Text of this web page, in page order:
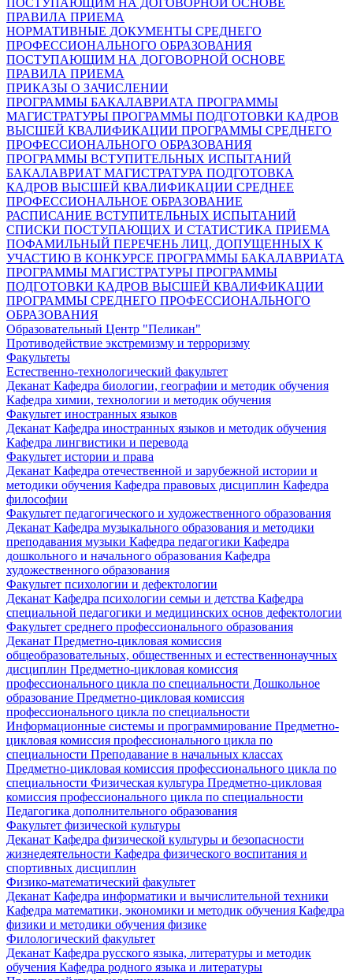
ПРАВИЛА ПРИЕМА
НОРМАТИВНЫЕ ДОКУМЕНТЫ СРЕДНЕГО
ПРОФЕССИОНАЛЬНОГО ОБРАЗОВАНИЯ
ПОСТУПАЮЩИМ НА ДОГОВОРНОЙ ОСНОВЕ
ПРАВИЛА ПРИЕМА
ПРИКАЗЫ О ЗАЧИСЛЕНИИ
ПРОГРАММЫ БАКАЛАВРИАТА ПРОГРАММЫ
МАГИСТРАТУРЫ ПРОГРАММЫ ПОДГОТОВКИ КАДРОВ
ВЫСШЕЙ КВАЛИФИКАЦИИ ПРОГРАММЫ СРЕДНЕГО
ПРОФЕССИОНАЛЬНОГО ОБРАЗОВАНИЯ
ПРОГРАММЫ ВСТУПИТЕЛЬНЫХ ИСПЫТАНИЙ
БАКАЛАВРИАТ МАГИСТРАТУРА ПОДГОТОВКА
КАДРОВ ВЫСШЕЙ КВАЛИФИКАЦИИ СРЕДНЕЕ
ПРОФЕССИОНАЛЬНОЕ ОБРАЗОВАНИЕ
РАСПИСАНИЕ ВСТУПИТЕЛЬНЫХ ИСПЫТАНИЙ
СПИСКИ ПОСТУПАЮЩИХ И СТАТИСТИКА ПРИЕМА
ПОФАМИЛЬНЫЙ ПЕРЕЧЕНЬ ЛИЦ, ДОПУЩЕННЫХ К
УЧАСТИЮ В КОНКУРСЕ ПРОГРАММЫ БАКАЛАВРИАТА
ПРОГРАММЫ МАГИСТРАТУРЫ ПРОГРАММЫ
ПОДГОТОВКИ КАДРОВ ВЫСШЕЙ КВАЛИФИКАЦИИ
ПРОГРАММЫ СРЕДНЕГО ПРОФЕССИОНАЛЬНОГО
ОБРАЗОВАНИЯ
Образовательный Центр "Пеликан"
Противодействие экстремизму и терроризму
Факультеты
Естественно-технологический факультет
Деканат Кафедра биологии, географии и методик обучения
Кафедра химии, технологии и методик обучения
Факультет иностранных языков
Деканат Кафедра иностранных языков и методик обучения
Кафедра лингвистики и перевода
Факультет истории и права
Деканат Кафедра отечественной и зарубежной истории и
методики обучения Кафедра правовых дисциплин Кафедра
философии
Факультет педагогического и художественного образования
Деканат Кафедра музыкального образования и методики
преподавания музыки Кафедра педагогики Кафедра
дошкольного и начального образования Кафедра
художественного образования
Факультет психологии и дефектологии
Деканат Кафедра психологии семьи и детства Кафедра
специальной педагогики и медицинских основ дефектологии
Факультет среднего профессионального образования
Деканат Предметно-цикловая комиссия
общеобразовательных, общественных и естественнонаучных
дисциплин Предметно-цикловая комиссия
профессионального цикла по специальности Дошкольное
образование Предметно-цикловая комиссия
профессионального цикла по специальности
Информационные системы и программирование Предметно-
цикловая комиссия профессионального цикла по
специальности Преподавание в начальных классах
Предметно-цикловая комиссия профессионального цикла по
специальности Физическая культура Предметно-цикловая
комиссия профессионального цикла по специальности
Педагогика дополнительного образования
Факультет физической культуры
Деканат Кафедра физической культуры и безопасности
жизнедеятельности Кафедра физического воспитания и
спортивных дисциплин
Физико-математический факультет
Деканат Кафедра информатики и вычислительной техники
Кафедра математики, экономики и методик обучения Кафедра
физики и методики обучения физике
Филологический факультет
Деканат Кафедра русского языка, литературы и методик
обучения Кафедра родного языка и литературы